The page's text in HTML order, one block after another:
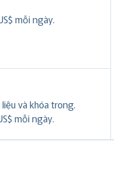
mỗi ngày.
và khóa trong.
mỗi ngày.